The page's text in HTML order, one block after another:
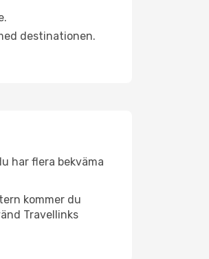
destinationen.
har flera bekväma
kommer du
Travellinks